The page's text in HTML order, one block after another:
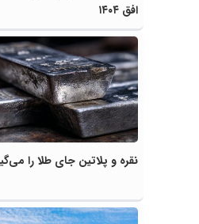
افق ۱۴۰۴
نقره و پلاتین جای طلا را